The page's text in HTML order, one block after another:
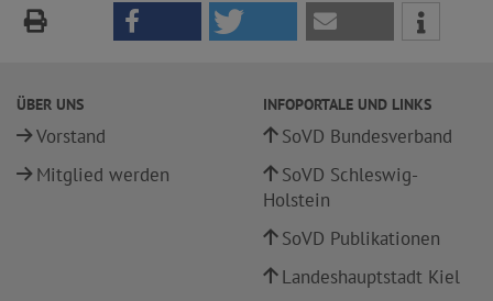
ÜBER UNS
Vorstand
Mitglied werden
INFOPORTALE UND LINKS
SoVD Bundesverband
SoVD Schleswig-
Holstein
SoVD Publikationen
Landeshauptstadt Kiel